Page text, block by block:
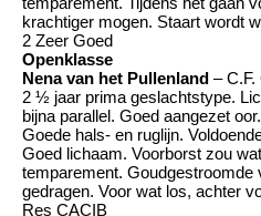
krachtiger mogen. Staart wordt
2 Zeer Goed
Openklasse
Nena van het Pullenland – C.F.
2 ½ jaar prima geslachtstype.
bijna parallel. Goed aangezet
Goede hals- en ruglijn.
Goed lichaam. Voorborst zou
temparement. Goudgestroomde
gedragen. Voor wat los, achter
Res CACIB